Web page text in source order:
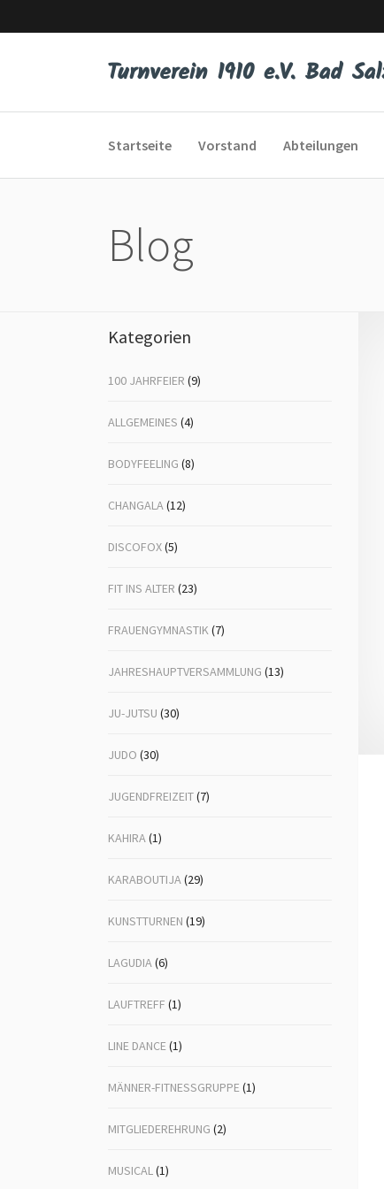
Startseite Vorstand Abteilungen
Eltern-Kind-Turnen
Kunstturnen
Volleyball
Blog
Kategorien
100 JAHRFEIER (9)
ALLGEMEINES (4)
BODYFEELING (8)
CHANGALA(12)
DISCOFOX(5)
FIT INS ALTER (23)
FRAUENGYMNASTIK(7)
JAHRESHAUPTVERSAMMLUNG (13)
JU-JUTSU (30)
JUDO (30)
JUGENDFREIZEIT(7)
KAHIRA(1)
KARABOUTIJA(29)
KUNSTTURNEN (19)
LAGUDIA(6)
LAUFTREFF (1)
LINE DANCE(1)
MÄNNER-FITNESSGRUPPE(1)
MITGLIEDEREHRUNG (2)
MUSICAL(1)